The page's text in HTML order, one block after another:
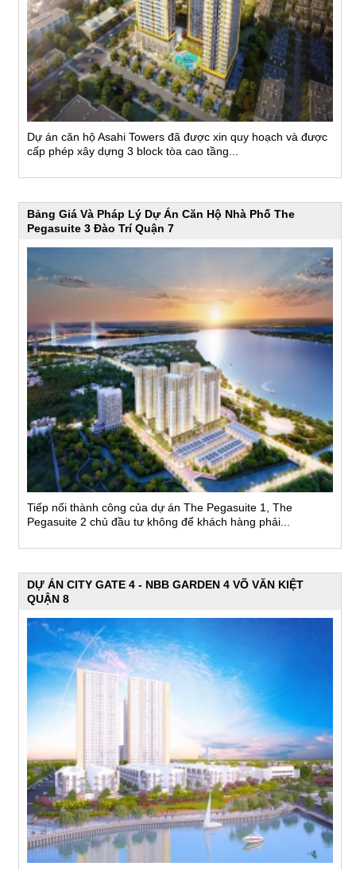
Dự án căn hộ Asahi Towers đã được xin quy hoạch và được
cấp phép xây dựng 3 block tòa cao tầng...
Bảng Giá Và Pháp Lý Dự Án Căn Hộ Nhà Phố The
Pegasuite 3 Đào Trí Quận 7
Tiếp nối thành công của dự án The Pegasuite 1, The
Pegasuite 2 chủ đầu tư không để khách hàng phải...
DỰ ÁN CITY GATE 4 - NBB GARDEN 4 VÕ VĂN KIỆT
QUẬN 8